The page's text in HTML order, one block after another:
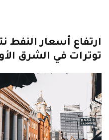
ارتفاع أسعار النفط
توترات في الشرق